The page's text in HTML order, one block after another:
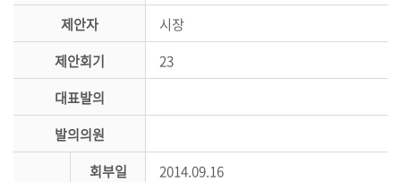
여
통
당
제안자
시장
제안회기
23
대표발의
발의의원
회부일
2014.09.16